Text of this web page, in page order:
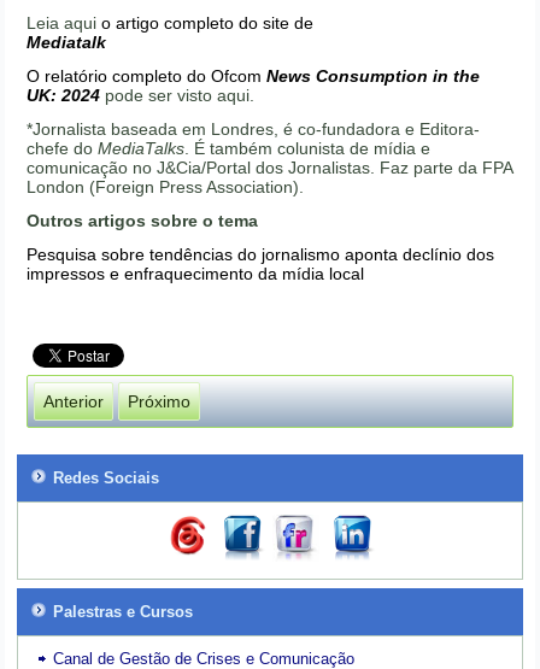
Leia aquio artigo completo do site de
Mediatalk
O relatório completo do Ofcom News Consumption in the
UK: 2024 pode ser visto aqui.
*Jornalista baseada em Londres, é co-fundadora e Editora-
chefe doMediaTalks . É também colunista de mídia e
comunicação no J&Cia/Portal dos Jornalistas. Faz parte da FPA
London (Foreign Press Association).
Outros artigos sobre o tema
Pesquisa sobre tendências do jornalismo aponta declínio dos
impressos e enfraquecimento da mídia local
Anterior Próximo
Redes Sociais
Palestras e Cursos
Canal de Gestão de Crises e Comunicação